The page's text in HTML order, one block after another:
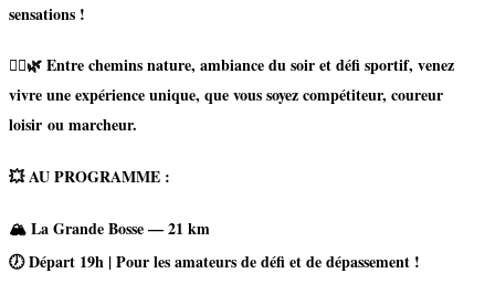
sensations !
🏃‍♂️🌿 Entre chemins nature, ambiance du soir et défi sportif, venez
vivre une expérience unique, que vous soyez compétiteur, coureur
loisir ou marcheur.
💥 AU PROGRAMME :
🏔La Grande Bosse— 21 km
🕖 Départ 19h | Pour les amateurs de défi et de dépassement !